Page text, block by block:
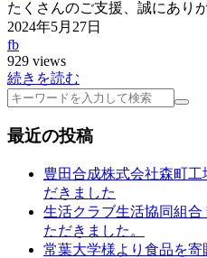
たくさんのご支援、誠にあり
2024年5月27日
fb
929 views
続きを読む
検
最近の投稿
豊田合成株式会社森町
だきました
生活クラブ生活協同組
ただきました。
常葉大学様より食品を寄